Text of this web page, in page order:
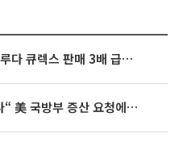
대신證 “알테오젠, 키트루다 큐렉스 판매 3배 급증…목표가 41만원 상향”
[특징주] “탄약 부족하다“ 美 국방부 증산 요청에⋯국내 방산주 급등세